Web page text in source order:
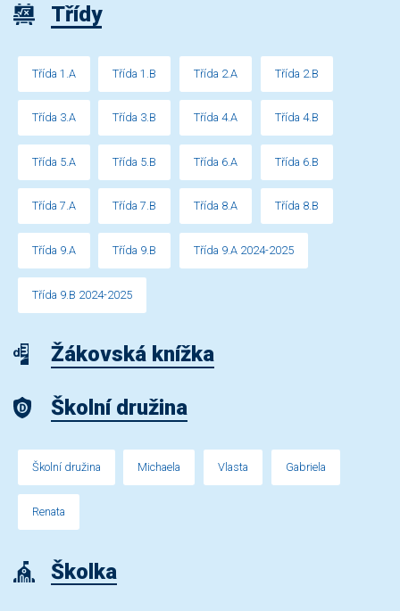
Třídy
Třída 1.A Třída 1.B Třída 2.A Třída 2.B
Třída 3.A Třída 3.B Třída 4.A Třída 4.B
Třída 5.A Třída 5.B Třída 6.A Třída 6.B
Třída 7.A Třída 7.B Třída 8.A Třída 8.B
Třída 9.A Třída 9.B Třída 9.A 2024-2025
Třída 9.B 2024-2025
Žákovská knížka
Školní družina
Školní družina Michaela Vlasta Gabriela
Renata
Školka